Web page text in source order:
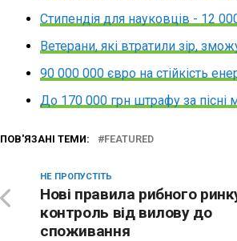
Стипендія для науковців - 12
Ветерани, які втратили зір,
90 000 000 євро на стійкість
До 170 000 грн штрафу за пісні
ПОВ'ЯЗАНІ ТЕМИ: FEATURED
НЕ ПРОПУСТІТЬ
Нові правила рибного
контроль від вилову до
споживання